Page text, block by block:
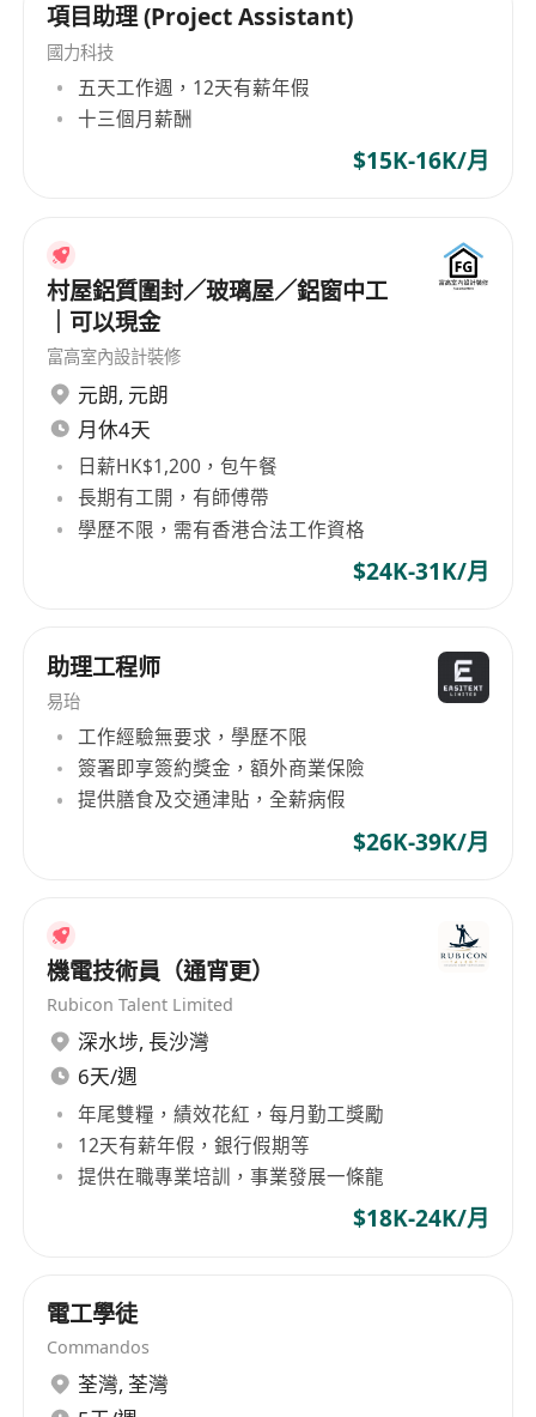
項目助理 (Project Assistant)
國力科技
五天工作週，12天有薪年假
十三個月薪酬
$15K-16K/月
村屋鋁質圍封／玻璃屋／鋁窗中工
｜可以現金
富高室內設計裝修
元朗, 元朗
月休4天
日薪HK$1,200，包午餐
長期有工開，有師傅帶
學歷不限，需有香港合法工作資格
$24K-31K/月
助理工程师
易珆
工作經驗無要求，學歷不限
簽署即享簽約獎金，額外商業保險
提供膳食及交通津貼，全薪病假
$26K-39K/月
機電技術員（通宵更）
Rubicon Talent Limited
深水埗, 長沙灣
6天/週
年尾雙糧，績效花紅，每月勤工獎勵
12天有薪年假，銀行假期等
提供在職專業培訓，事業發展一條龍
$18K-24K/月
電工學徒
Commandos
荃灣, 荃灣